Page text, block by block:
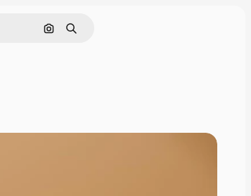
Pesquisar por imagem
Buscar